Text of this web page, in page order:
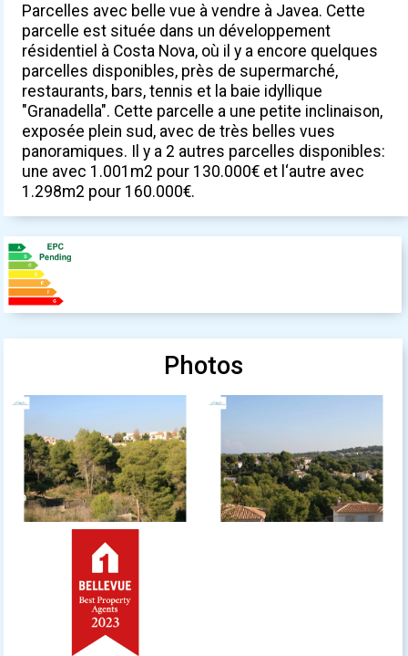
Parcelles avec belle vue à vendre à Javea. Cette
parcelle est située dans un développement
résidentiel à Costa Nova, où il y a encore quelques
parcelles disponibles, près de supermarché,
restaurants, bars, tennis et la baie idyllique
"Granadella". Cette parcelle a une petite inclinaison,
exposée plein sud, avec de très belles vues
panoramiques. Il y a 2 autres parcelles disponibles:
une avec 1.001m2 pour 130.000€ et l‘autre avec
1.298m2 pour 160.000€.
Photos